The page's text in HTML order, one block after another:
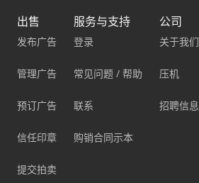
出售
发布广告
管理广告
预订广告
信任印章
提交拍卖
服务与支持
登录
常见问题 / 帮助
联系
购销合同示本
公司
关于我们
压机
招聘信息